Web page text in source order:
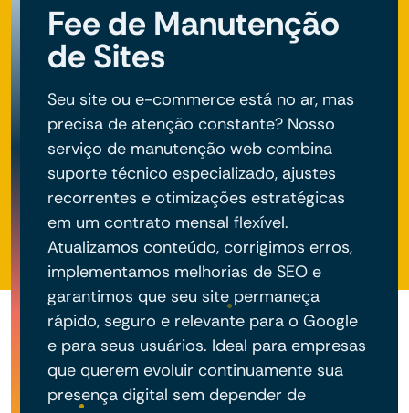
Fee de Manutenção
de Sites
Seu site ou e-commerce está no ar, mas
precisa de atenção constante? Nosso
serviço de manutenção web combina
suporte técnico especializado, ajustes
recorrentes e otimizações estratégicas
em um contrato mensal flexível.
Atualizamos conteúdo, corrigimos erros,
implementamos melhorias de SEO e
garantimos que seu site permaneça
rápido, seguro e relevante para o Google
e para seus usuários. Ideal para empresas
que querem evoluir continuamente sua
presença digital sem depender de